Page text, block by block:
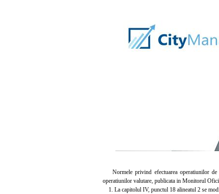
Normele privind efectuarea operatiunilor de
operatiunilor valutare, publicata in Monitorul
1. La capitolul IV, punctul 18 alineatul 2 se